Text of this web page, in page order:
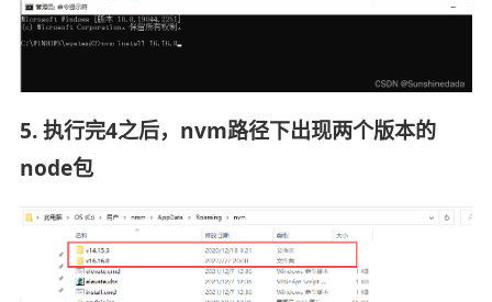
5. 执行完4之后，nvm路径下出现两个版本的
node包